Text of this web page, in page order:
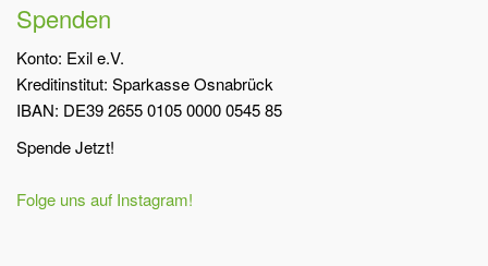
Spenden
Konto: Exil e.V.
Kreditinstitut: Sparkasse Osnabrück
IBAN: DE39 2655 0105 0000 0545 85
Spende Jetzt!
Folge uns auf Instagram!